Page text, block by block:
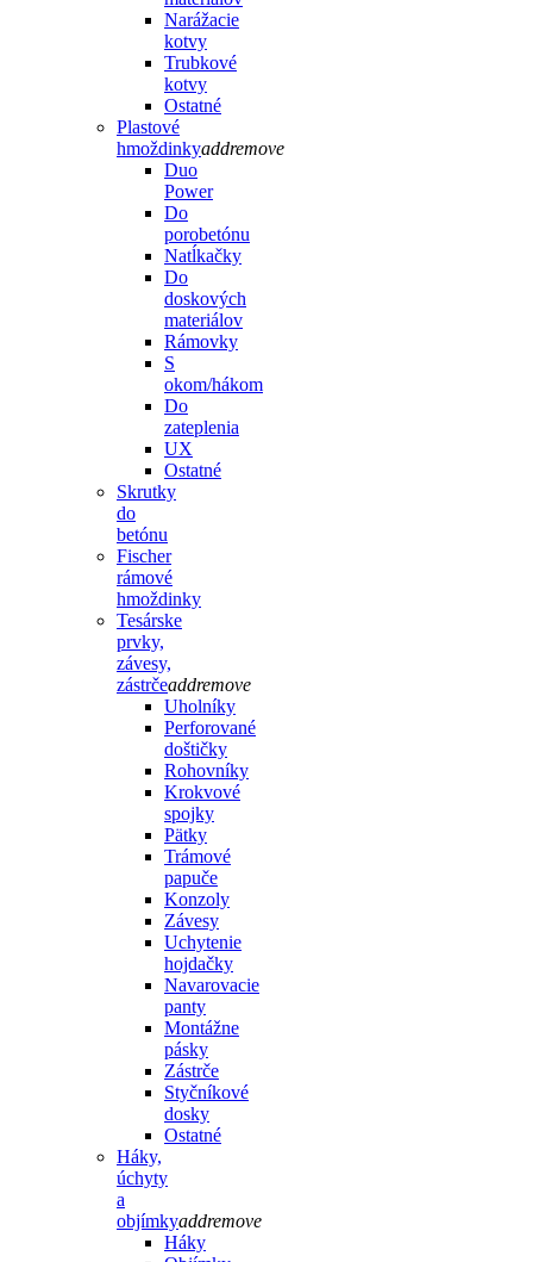
Narážacie
kotvy
Trubkové
kotvy
Ostatné
Plastové
hmoždinkyaddremove
Duo
Power
Do
porobetónu
Natĺkačky
Do
doskových
materiálov
Rámovky
S
okom/hákom
Do
zateplenia
UX
Ostatné
Skrutky
do
betónu
Fischer
rámové
hmoždinky
Tesárske
prvky,
závesy,
zástrčeaddremove
Uholníky
Perforované
doštičky
Rohovníky
Krokvové
spojky
Pätky
Trámové
papuče
Konzoly
Závesy
Uchytenie
hojdačky
Navarovacie
panty
Montážne
pásky
Zástrče
Styčníkové
dosky
Ostatné
Háky,
úchyty
a
objímkyaddremove
Háky